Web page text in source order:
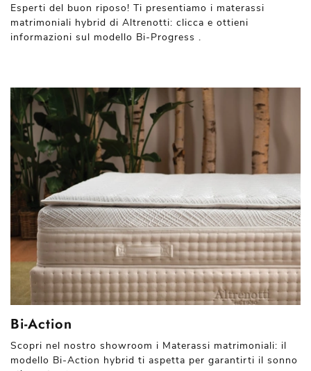
Esperti del buon riposo! Ti presentiamo i materassi
matrimoniali hybrid di Altrenotti: clicca e ottieni
informazioni sul modello Bi-Progress .
Bi-Action
Scopri nel nostro showroom i Materassi matrimoniali: il
modello Bi-Action hybrid ti aspetta per garantirti il sonno